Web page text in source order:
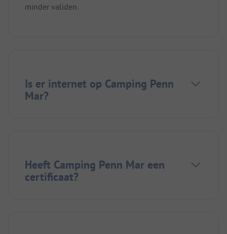
minder validen.
Is er internet op Camping Penn
Mar?
Heeft Camping Penn Mar een
certificaat?